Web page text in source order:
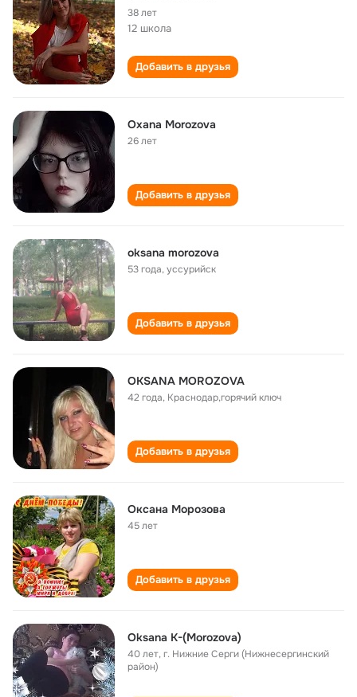
38 лет
12 школа
Добавить в друзья
Oxana Morozova
26 лет
Добавить в друзья
oksana morozova
53 года,уссурийск
Добавить в друзья
OKSANA MOROZOVA
42 года, Краснодар,горячий ключ
Добавить в друзья
Оксана Морозова
45 лет
Добавить в друзья
Oksana K-(Morozova)
40 лет,г. Нижние Серги (Нижнесергинский
район)